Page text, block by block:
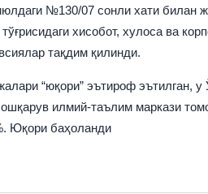
№130/07 сонли хати билан
хисобот, хулоса ва
тақдим қилинди.
“юқори” эътироф эътилган, у
илмий-таълим маркази
Юқори баҳоланди